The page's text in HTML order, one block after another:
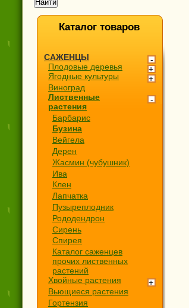
Каталог товаров
САЖЕНЦЫ
Плодовые деревья
Ягодные культуры
Виноград
Лиственные
растения
Барбарис
Бузина
Вейгела
Дерен
Жасмин (чубушник)
Ива
Клен
Лапчатка
Пузыреплодник
Рододендрон
Сирень
Спирея
Каталог саженцев
прочих лиственных
растений
Хвойные растения
Вьющиеся растения
Гортензия